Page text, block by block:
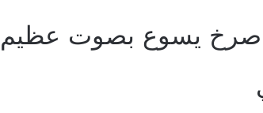
صرخ يسوع بصوت عظيم